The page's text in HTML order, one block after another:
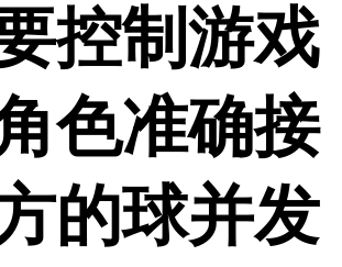
控制游戏
色准确接
的球并发